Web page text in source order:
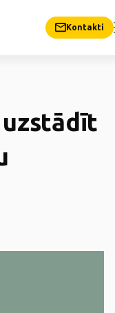
Kontakti
uzstādīt